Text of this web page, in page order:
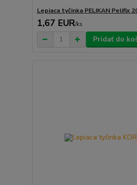
Lepiaca tyčinka PELIKAN Pelifix
1,67 EUR/ks
Pridať do